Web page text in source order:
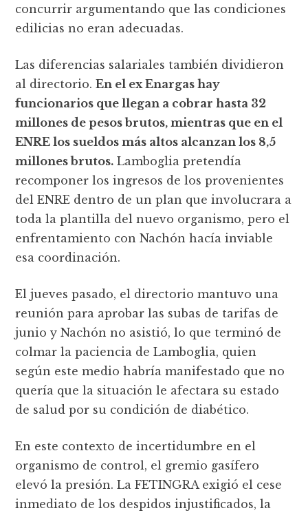
concurrir argumentando que las condiciones
edilicias no eran adecuadas.
Las diferencias salariales también dividieron
al directorio.En el ex Enargas hay
funcionarios que llegan a cobrar hasta 32
millones de pesos brutos, mientras que en el
ENRE los sueldos más altos alcanzan los 8,5
millones brutos. Lamboglia pretendía
recomponer los ingresos de los provenientes
del ENRE dentro de un plan que involucrara a
toda la plantilla del nuevo organismo, pero el
enfrentamiento con Nachón hacía inviable
esa coordinación.
El jueves pasado, el directorio mantuvo una
reunión para aprobar las subas de tarifas de
junio y Nachón no asistió, lo que terminó de
colmar la paciencia de Lamboglia, quien
según este medio habría manifestado que no
quería que la situación le afectara su estado
de salud por su condición de diabético.
En este contexto de incertidumbre en el
organismo de control, el gremio gasífero
elevó la presión. La FETINGRA exigió el cese
inmediato de los despidos injustificados, la